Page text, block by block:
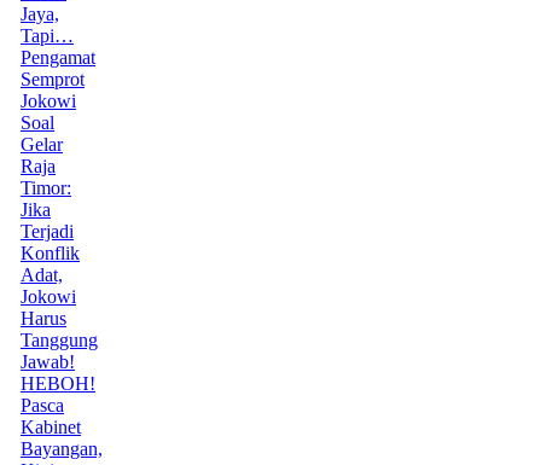
Jaya,
Tapi…
Pengamat
Semprot
Jokowi
Soal
Gelar
Raja
Timor:
Jika
Terjadi
Konflik
Adat,
Jokowi
Harus
Tanggung
Jawab!
HEBOH!
Pasca
Kabinet
Bayangan,